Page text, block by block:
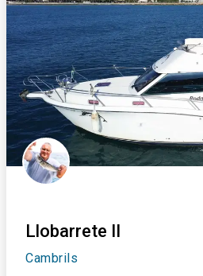
Llobarrete II
Cambrils